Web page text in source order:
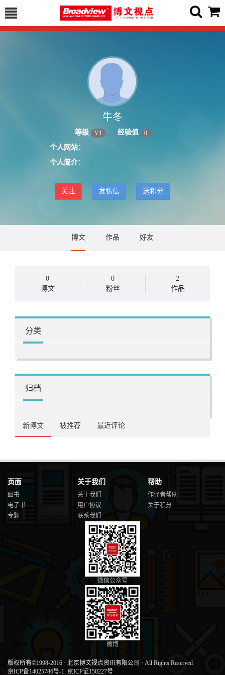
牛冬
等级 V1 经验值 0
个人网站：
个人简介：
关注 发私信 送积分
博文 作品 好友
0
博文
0
粉丝
2
作品
分类
归档
新博文 被推荐 最近评论
页面
图书
电子书
专题
关于我们
关于我们
用户协议
联系我们
帮助
作译者帮助
关于积分
微信公众号
微博
版权所有©1998-2016 · 北京博文视点资讯有限公司 · All Rights Reserved
京ICP备14025786号-1 京ICP证150227号